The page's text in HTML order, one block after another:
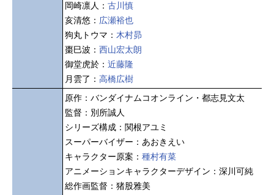
岡崎凛人： 古川慎
亥清悠： 広瀬裕也
狗丸トウマ： 木村昴
棗巳波： 西山宏太朗
御堂虎於： 近藤隆
月雲了： 高橋広樹
原作：バンダイナムコオンライン・都志見文太
監督：別所誠人
シリーズ構成：関根アユミ
スーパーバイザー：あおきえい
キャラクター原案： 種村有菜
アニメーションキャラクターデザイン：深川可純
総作画監督：猪股雅美